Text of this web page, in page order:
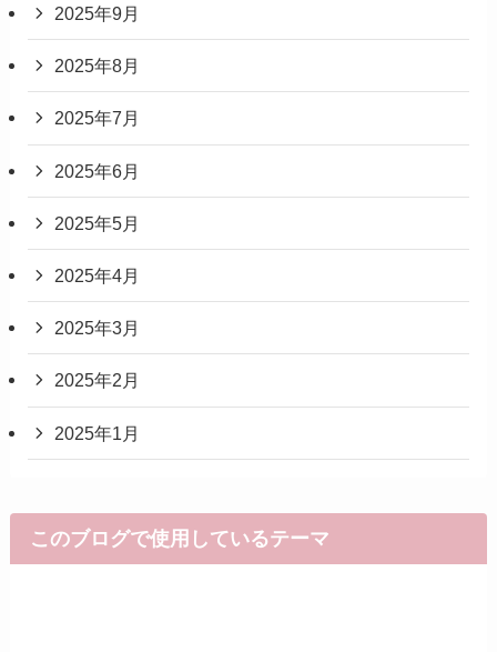
2025年9月
2025年8月
2025年7月
2025年6月
2025年5月
2025年4月
2025年3月
2025年2月
2025年1月
このブログで使用しているテーマ